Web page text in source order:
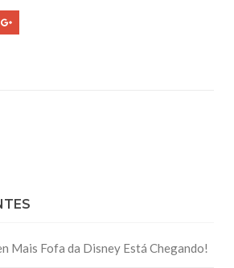
Mais Fofa da Disney Está Chegando!